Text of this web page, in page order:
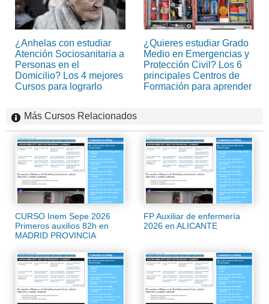
¿Anhelas con estudiar
Atención Sociosanitaria a
Personas en el
Domicilio? Los 4 mejores
Cursos para lograrlo
¿Quieres estudiar Grado
Medio en Emergencias y
Protección Civil? Los 6
principales Centros de
Formación para aprender
Más Cursos Relacionados
CURSO Inem Sepe 2026
Primeros auxilios 82h en
MADRID PROVINCIA
FP Auxiliar de enfermería
2026 en ALICANTE